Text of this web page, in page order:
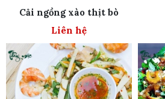
Cải ngồng xào thịt bò
Liên hệ